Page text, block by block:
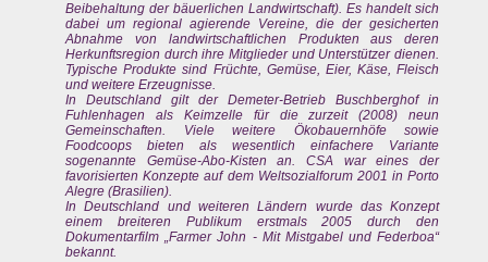
Beibehaltung der bäuerlichen Landwirtschaft). Es handelt sich
dabei um regional agierende Vereine, die der gesicherten
Abnahme von landwirtschaftlichen Produkten aus deren
Herkunftsregion durch ihre Mitglieder und Unterstützer dienen.
Typische Produkte sind Früchte, Gemüse, Eier, Käse, Fleisch
und weitere Erzeugnisse.
In Deutschland gilt der Demeter-Betrieb Buschberghof in
Fuhlenhagen als Keimzelle für die zurzeit (2008) neun
Gemeinschaften. Viele weitere Ökobauernhöfe sowie
Foodcoops bieten als wesentlich einfachere Variante
sogenannte Gemüse-Abo-Kisten an. CSA war eines der
favorisierten Konzepte auf dem Weltsozialforum 2001 in Porto
Alegre (Brasilien).
In Deutschland und weiteren Ländern wurde das Konzept
einem breiteren Publikum erstmals 2005 durch den
Dokumentarfilm „Farmer John - Mit Mistgabel und Federboa“
bekannt.